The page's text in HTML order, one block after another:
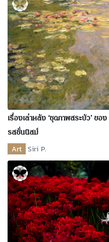
เรื่องเล่าหลัง ‘ชุดภาพสระบัว’ ขอ
รสชั่นนิสม์
Art Siri P.